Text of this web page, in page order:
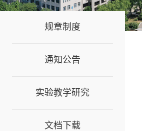
规章制度
通知公告
实验教学研究
文档下载